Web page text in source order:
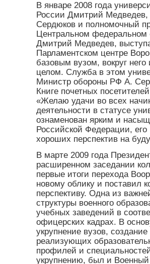
В январе 2008 года
России Дмитрий
Сердюков и полномочный
Центральном федеральном
Дмитрий Медведев,
Парламентском центре
базовым вузом, вокруг него
целом. Служба в этом
Министр обороны РФ А.
Книге почетных
«Желаю удачи во всех
деятельности в статусе
ознаменован ярким и
Российской Федерации,
хороших перспектив на
В марте 2009 года
расширенном заседании
первые итоги перехода
новому облику и поставил
перспективу. Одна из
структуры военного
учебных заведений в
офицерских кадрах. В
укрупнение вузов,
реализующих
профилей и
укрупнению, был и